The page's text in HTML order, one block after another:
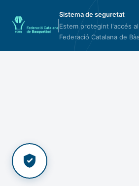
Sistema de seguretat
Estem protegint l'accés
Federació Catalana de